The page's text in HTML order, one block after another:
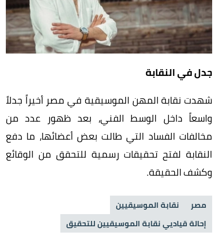
جدل في النقابة
شهدت نقابة المهن الموسيقية في مصر أخيراً جدلاً
واسعاً داخل الوسط الفني، بعد ظهور عدد من
مخالفات الفساد التي طالت بعض أعضائها، ما دفع
النقابة لفتح تحقيقات رسمية للتحقق من الوقائع
وكشف الحقيقة.
مصر
نقابة الموسيقيين
إحالة قياديي نقابة الموسيقيين للتحقيق